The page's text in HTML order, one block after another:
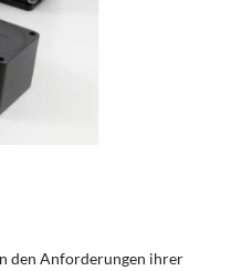
den Anforderungen ihrer